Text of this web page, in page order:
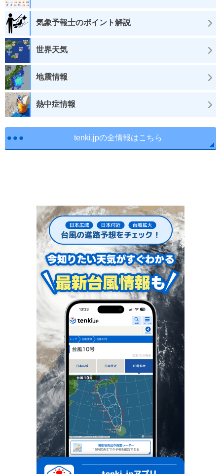
気象予報士のポイント解説
世界天気
地震情報
熱中症情報
tenki.jpの全情報はこちら